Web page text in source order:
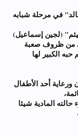
في مرحلة شبابه
(لجين إسماعيل)
من ظروف صعبة
حبه الكبير لها
أحد الأطفال
المادية شيئا